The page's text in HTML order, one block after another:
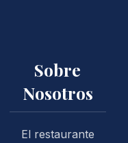
Sobre
Nosotros
El restaurante